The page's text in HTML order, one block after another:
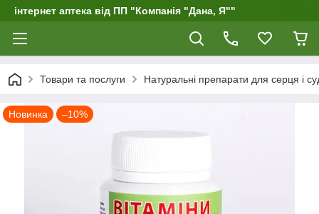
інтернет аптека від ПП "Компанія "Дана, Я""
Товари та послуги Натуральні препарати для серця і
Новинка –10%